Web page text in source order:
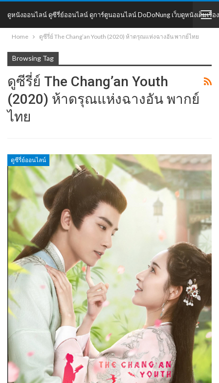
ดูหนังออนไลน์ ดูซีรี่ย์ออนไลน์ ดูการ์ตูนออนไลน์ DoDoNung เว็บดูหนังเต็มเรื่อง
DoDoNung
Home ดูซีรี่ย์ The Chang’an Youth (2020) ห้าดรุณแห่งฉางอัน พากย์ไทย
Browsing Tag
ดูซีรี่ย์ The Chang’an Youth
(2020) ห้าดรุณแห่งฉางอัน พากย์
ไทย
ดูซีรี่ย์ออนไลน์